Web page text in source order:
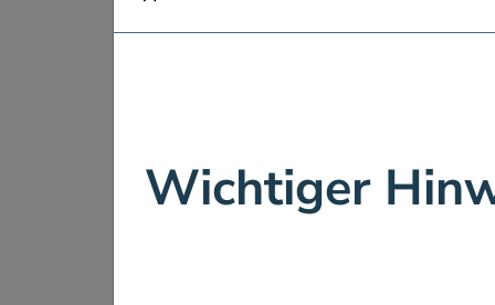
Wichtiger